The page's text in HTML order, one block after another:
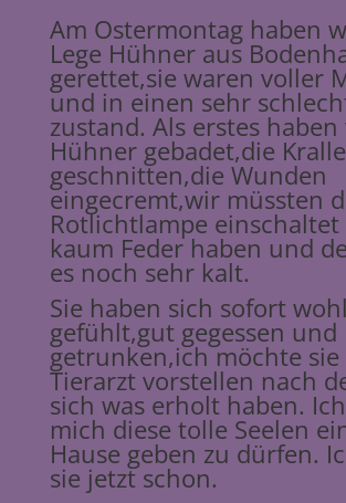
Am Ostermontag haben
Lege Hühner aus
gerettet,sie waren voller
und in einen sehr
zustand. Als erstes
Hühner gebadet,die
geschnitten,die Wunden
eingecremt,wir müssten
Rotlichtlampe einschaltet
kaum Feder haben und
es noch sehr kalt.
Sie haben sich sofort wohl
gefühlt,gut gegessen und
getrunken,ich möchte sie
Tierarzt vorstellen nach
sich was erholt haben.
mich diese tolle Seelen
Hause geben zu dürfen.
sie jetzt schon.